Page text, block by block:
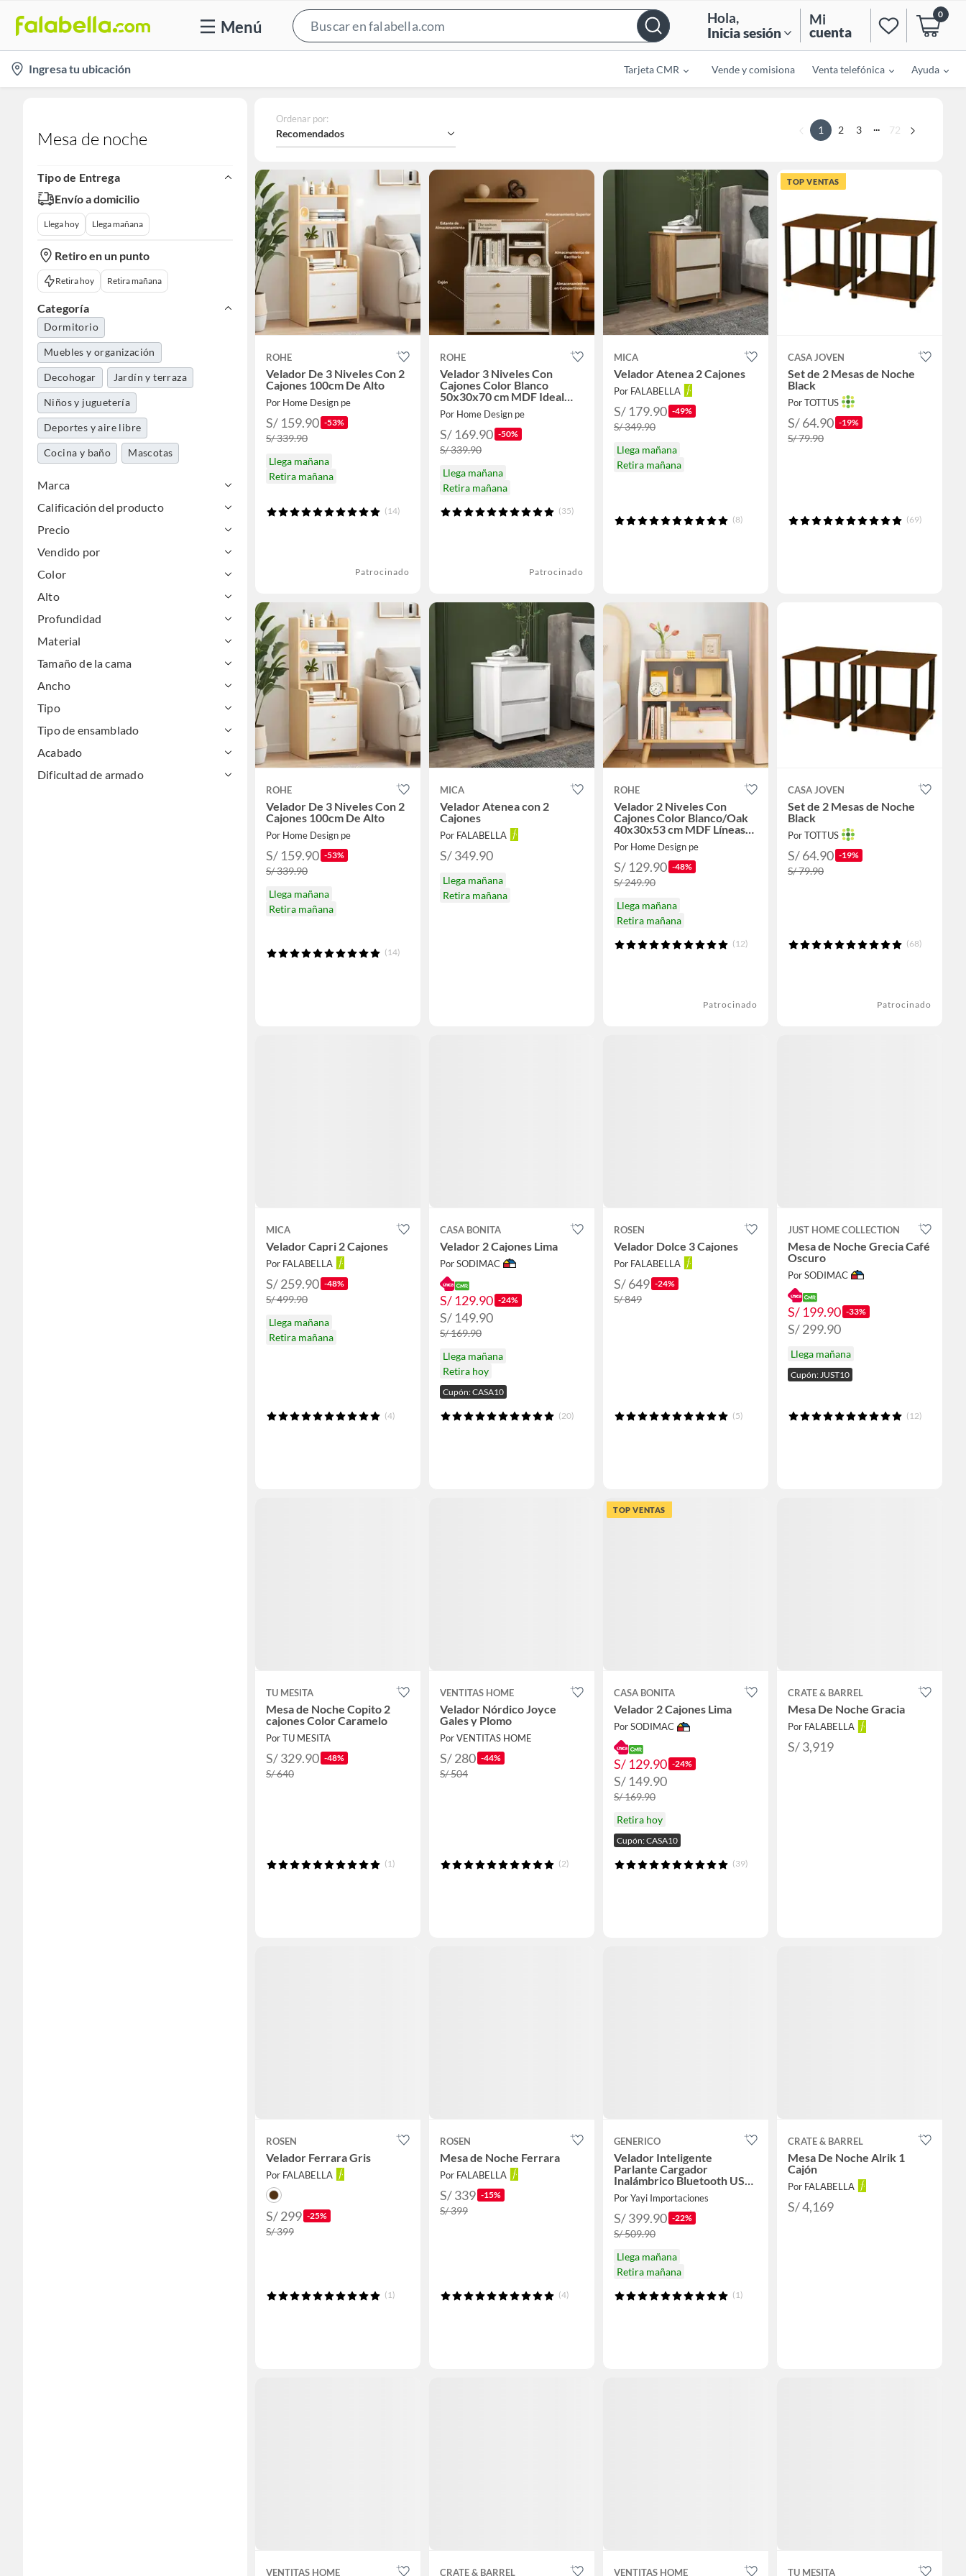
Menú
Bar
Hola,
Inicia sesión
Mi
cuenta
0
location-
icon
Ingresa tu ubicación Tarjeta CMR Vende y comisiona Venta telefónica Ayuda
Mesa de noche
Tipo de Entrega
Envío a domicilio
Llega hoy Llega mañana
Retiro en un punto
Retira hoy Retira mañana
Categoría
Dormitorio
Muebles y organización
Decohogar Jardín y terraza
Niños y juguetería
Deportes y aire libre
Cocina y baño Mascotas
Marca
Calificación del producto
Precio
Vendido por
Color
Alto
Profundidad
Material
Tamaño de la cama
Ancho
Tipo
Tipo de ensamblado
Acabado
Dificultad de armado
Ordenar por:
Recomendados 1 2 3 ... 72
ROHE
Velador De 3 Niveles Con 2
Cajones 100cm De Alto
Por Home Design pe
S/ 159.90 -53%
S/ 339.90
Llega mañana
Retira mañana
(14)
Patrocinado
ROHE
Velador 3 Niveles Con
Cajones Color Blanco
50x30x70 cm MDF Ideal
para Dormitorio u Oficina
Por Home Design pe
S/ 169.90 -50%
S/ 339.90
Llega mañana
Retira mañana
(35)
Patrocinado
MICA
Velador Atenea 2 Cajones
Por FALABELLA
S/ 179.90 -49%
S/ 349.90
Llega mañana
Retira mañana
(8)
TOP VENTAS
CASA JOVEN
Set de 2 Mesas de Noche
Black
Por TOTTUS
S/ 64.90 -19%
S/ 79.90
(69)
ROHE
Velador De 3 Niveles Con 2
Cajones 100cm De Alto
Por Home Design pe
S/ 159.90 -53%
S/ 339.90
Llega mañana
Retira mañana
(14)
MICA
Velador Atenea con 2
Cajones
Por FALABELLA
S/ 349.90
Llega mañana
Retira mañana
ROHE
Velador 2 Niveles Con
Cajones Color Blanco/Oak
40x30x53 cm MDF Líneas
Suaves y Estilo Minimalista
Por Home Design pe
S/ 129.90 -48%
S/ 249.90
Llega mañana
Retira mañana
(12)
Patrocinado
CASA JOVEN
Set de 2 Mesas de Noche
Black
Por TOTTUS
S/ 64.90 -19%
S/ 79.90
(68)
Patrocinado
MICA
Velador Capri 2 Cajones
Por FALABELLA
S/ 259.90 -48%
S/ 499.90
Llega mañana
Retira mañana
(4)
CASA BONITA
Velador 2 Cajones Lima
Por SODIMAC
S/ 129.90 -24%
S/ 149.90
S/ 169.90
Llega mañana
Retira hoy
Cupón: CASA10
(20)
ROSEN
Velador Dolce 3 Cajones
Por FALABELLA
S/ 649 -24%
S/ 849
(5)
JUST HOME COLLECTION
Mesa de Noche Grecia Café
Oscuro
Por SODIMAC
S/ 199.90 -33%
S/ 299.90
Llega mañana
Cupón: JUST10
(12)
TU MESITA
Mesa de Noche Copito 2
cajones Color Caramelo
Por TU MESITA
S/ 329.90 -48%
S/ 640
(1)
VENTITAS HOME
Velador Nórdico Joyce
Gales y Plomo
Por VENTITAS HOME
S/ 280 -44%
S/ 504
(2)
TOP VENTAS
CASA BONITA
Velador 2 Cajones Lima
Por SODIMAC
S/ 129.90 -24%
S/ 149.90
S/ 169.90
Retira hoy
Cupón: CASA10
(39)
CRATE & BARREL
Mesa De Noche Gracia
Por FALABELLA
S/ 3,919
ROSEN
Velador Ferrara Gris
Por FALABELLA
S/ 299 -25%
S/ 399
(1)
ROSEN
Mesa de Noche Ferrara
Por FALABELLA
S/ 339 -15%
S/ 399
(4)
GENERICO
Velador Inteligente
Parlante Cargador
Inalámbrico Bluetooth USB
Luz LED 3 Cajones
WJY133B1
Por Yayi Importaciones
S/ 399.90 -22%
S/ 509.90
Llega mañana
Retira mañana
(1)
CRATE & BARREL
Mesa De Noche Alrik 1
Cajón
Por FALABELLA
S/ 4,169
VENTITAS HOME CRATE & BARREL VENTITAS HOME TU MESITA